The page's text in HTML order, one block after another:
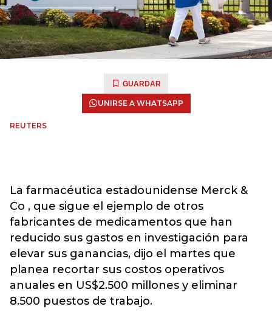
GUARDAR
UNIRSE A WHATSAPP
REUTERS
La farmacéutica estadounidense Merck &
Co , que sigue el ejemplo de otros
fabricantes de medicamentos que han
reducido sus gastos en investigación para
elevar sus ganancias, dijo el martes que
planea recortar sus costos operativos
anuales en US$2.500 millones y eliminar
8.500 puestos de trabajo.